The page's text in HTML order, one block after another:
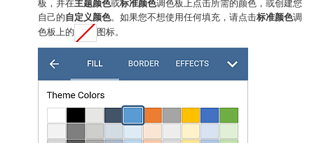
板，并在主题颜色或标准颜色调色板上点击所需的颜色，或创建您
自己的自定义颜色。如果您不想使用任何填充，请点击标准颜色调
色板上的
图标。